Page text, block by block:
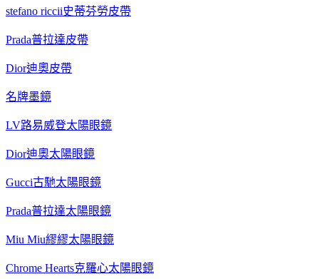
stefano riccii史蒂芬勞皮帶
Prada普拉達皮帶
Dior迪奧皮帶
名牌墨鏡
LV路易威登太陽眼鏡
Dior迪奧太陽眼鏡
Gucci古馳太陽眼鏡
Prada普拉達太陽眼鏡
Miu Miu繆繆太陽眼鏡
Chrome Hearts克羅心太陽眼鏡